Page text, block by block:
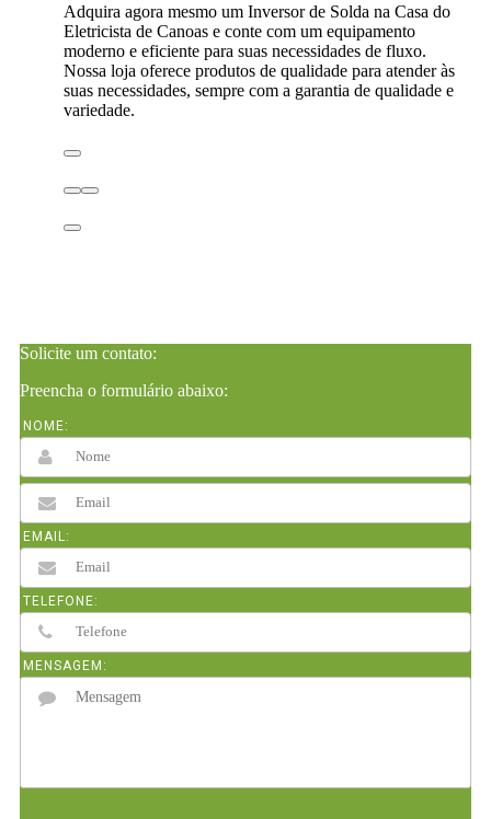
Adquira agora mesmo um Inversor de Solda na Casa do
Eletricista de Canoas e conte com um equipamento
moderno e eficiente para suas necessidades de fluxo.
Nossa loja oferece produtos de qualidade para atender às
suas necessidades, sempre com a garantia de qualidade e
variedade.
Solicite um contato:
Preencha o formulário abaixo:
NOME:
EMAIL:
TELEFONE:
MENSAGEM: